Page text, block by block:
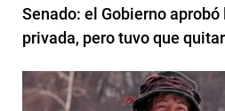
Senado: el Gobierno
privada, pero tuvo que